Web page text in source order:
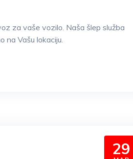
za vaše vozilo. Naša šlep služba
na Vašu lokaciju.
29